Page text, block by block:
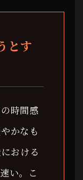
とす
時間感
かなも
おける
い。こ